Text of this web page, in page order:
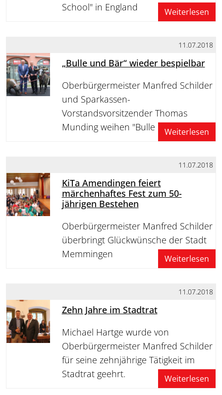
School" in England
Weiterlesen
11.07.2018
„Bulle und Bär“ wieder bespielbar
Oberbürgermeister Manfred Schilder
und Sparkassen-
Vorstandsvorsitzender Thomas
Munding weihen "Bulle und Bär" ein
Weiterlesen
11.07.2018
KiTa Amendingen feiert
märchenhaftes Fest zum 50-
jährigen Bestehen
Oberbürgermeister Manfred Schilder
überbringt Glückwünsche der Stadt
Memmingen
Weiterlesen
11.07.2018
Zehn Jahre im Stadtrat
Michael Hartge wurde von
Oberbürgermeister Manfred Schilder
für seine zehnjährige Tätigkeit im
Stadtrat geehrt.
Weiterlesen